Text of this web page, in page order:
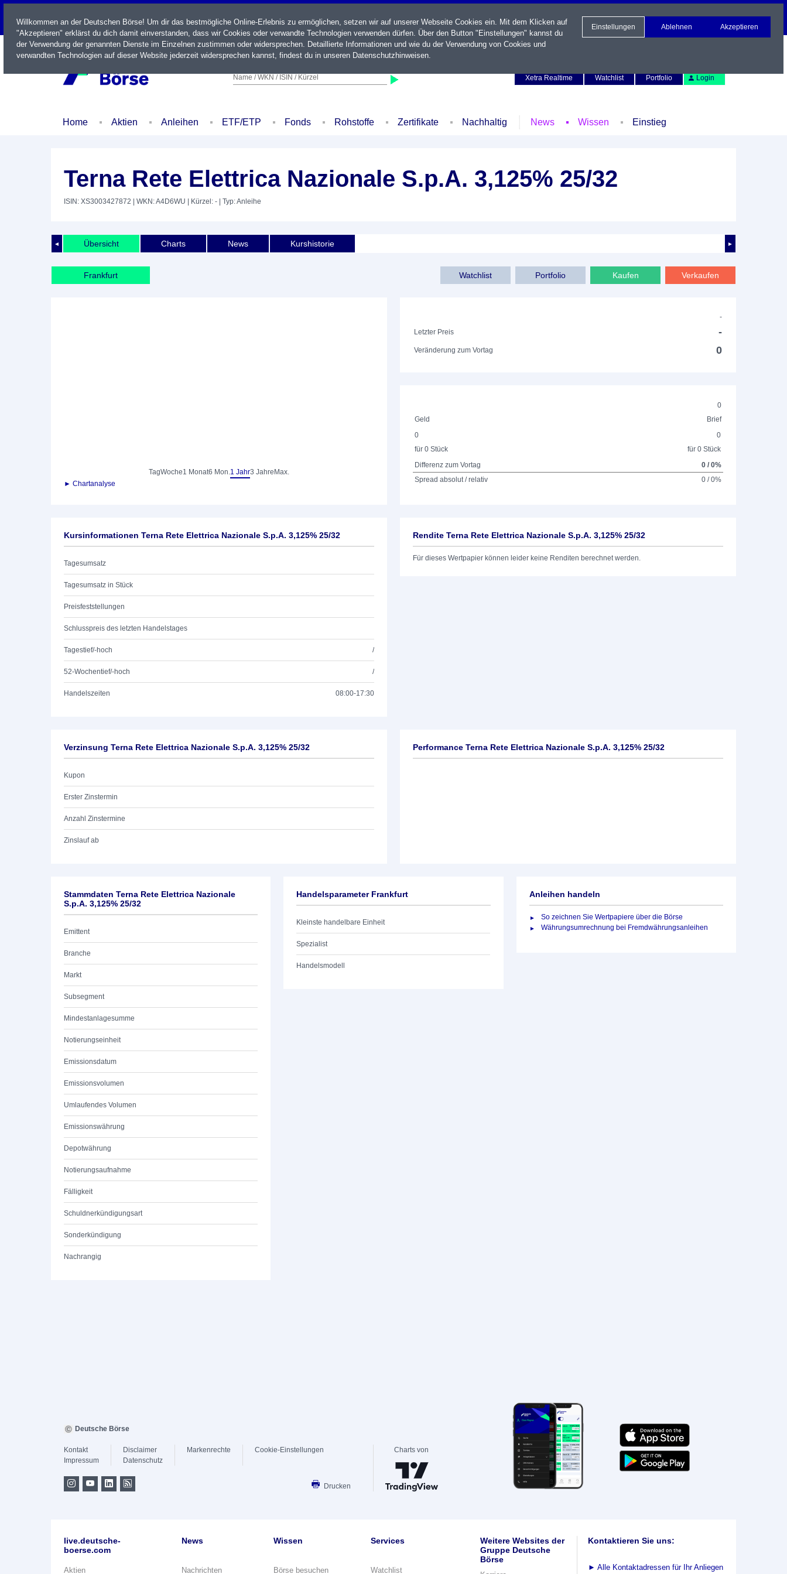
LIVE
Name / WKN / ISIN / Kürzel
Xetra Realtime
Watchlist Portfolio Login
Home Aktien Anleihen ETF/ETP Fonds Rohstoffe Zertifikate Nachhaltig News Wissen Einstieg
Terna Rete Elettrica Nazionale S.p.A. 3,125% 25/32
ISIN: XS3003427872 | WKN: A4D6WU | Kürzel: - | Typ: Anleihe
◄ ►
Übersicht Charts News Kurshistorie
Frankfurt Verkaufen
Kaufen
Portfolio
Watchlist
TagWoche1 Monat6 Mon.1 Jahr3 Jahre Max.
► Chartanalyse
-
Letzter Preis
-
Veränderung zum Vortag 0
0
Geld
Brief
0
für 0 Stück
0
für 0 Stück
Differenz zum Vortag
0 / 0%
Spread absolut / relativ
0 / 0%
Kursinformationen Terna Rete Elettrica Nazionale S.p.A. 3,125% 25/32
Tagesumsatz
Tagesumsatz in Stück
Preisfeststellungen
Schlusspreis des letzten Handelstages
Tagestief/-hoch /
52-Wochentief/-hoch /
Handelszeiten 08:00-17:30
Rendite Terna Rete Elettrica Nazionale S.p.A. 3,125% 25/32
Für dieses Wertpapier können leider keine Renditen berechnet werden.
Verzinsung Terna Rete Elettrica Nazionale S.p.A. 3,125% 25/32
Kupon
Erster Zinstermin
Anzahl Zinstermine
Zinslauf ab
Performance Terna Rete Elettrica Nazionale S.p.A. 3,125% 25/32
Stammdaten Terna Rete Elettrica Nazionale
S.p.A. 3,125% 25/32
Emittent
Branche
Markt
Subsegment
Mindestanlagesumme
Notierungseinheit
Emissionsdatum
Emissionsvolumen
Umlaufendes Volumen
Emissionswährung
Depotwährung
Notierungsaufnahme
Fälligkeit
Schuldnerkündigungsart
Sonderkündigung
Nachrangig
Handelsparameter Frankfurt
Kleinste handelbare Einheit
Spezialist
Handelsmodell
Anleihen handeln
So zeichnen Sie Wertpapiere über die Börse
Währungsumrechnung bei Fremdwährungsanleihen
Willkommen an der Deutschen Börse! Um dir das bestmögliche Online-Erlebnis zu ermöglichen, setzen wir auf unserer Webseite Cookies ein. Mit dem Klicken auf
"Akzeptieren" erklärst du dich damit einverstanden, dass wir Cookies oder verwandte Technologien verwenden dürfen. Über den Button "Einstellungen" kannst du
der Verwendung der genannten Dienste im Einzelnen zustimmen oder widersprechen. Detaillierte Informationen und wie du der Verwendung von Cookies und
verwandten Technologien auf dieser Website jederzeit widersprechen kannst, findest du in unseren Datenschutzhinweisen.
Einstellungen Ablehnen Akzeptieren
Deutsche Börse
Kontakt
Impressum
Disclaimer
Datenschutz
Markenrechte Cookie-Einstellungen
Drucken
Charts von
live.deutsche-
boerse.com
Aktien
News
Nachrichten
Wissen
Börse besuchen
Services
Watchlist
Weitere Websites der
Gruppe Deutsche
Börse
Kontaktieren Sie uns:
► Alle Kontaktadressen für Ihr Anliegen